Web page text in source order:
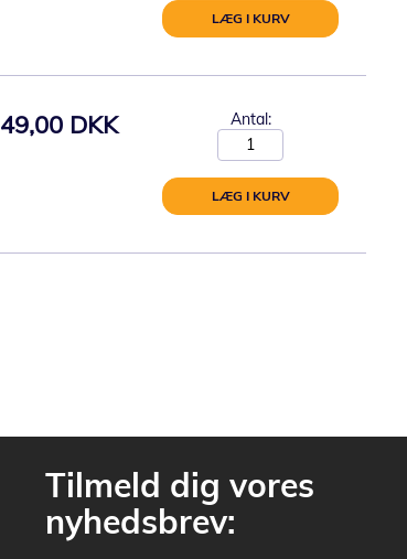
LÆG I KURV
49,00 DKK Antal:
LÆG I KURV
Tilmeld dig vores
nyhedsbrev: